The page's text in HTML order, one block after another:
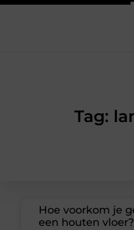
Tag:
Hoe voorkom je
een houten vloer?